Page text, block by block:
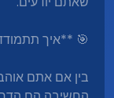
🎯 **איך
בין אם אתם